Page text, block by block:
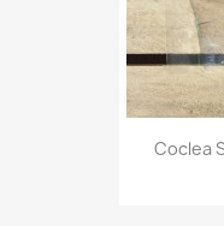
Coclea